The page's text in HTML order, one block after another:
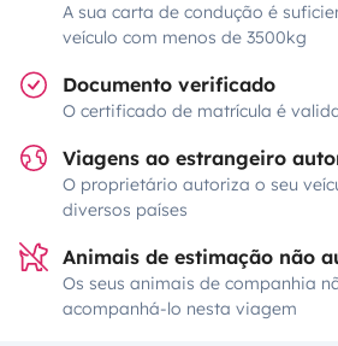
A sua carta de condução é
veículo com menos de 3500kg
Documento verificado
O certificado de matrícula é
Viagens ao estrangeiro
O proprietário autoriza o seu
diversos países
Animais de estimação não
Os seus animais de companhia
acompanhá-lo nesta viagem